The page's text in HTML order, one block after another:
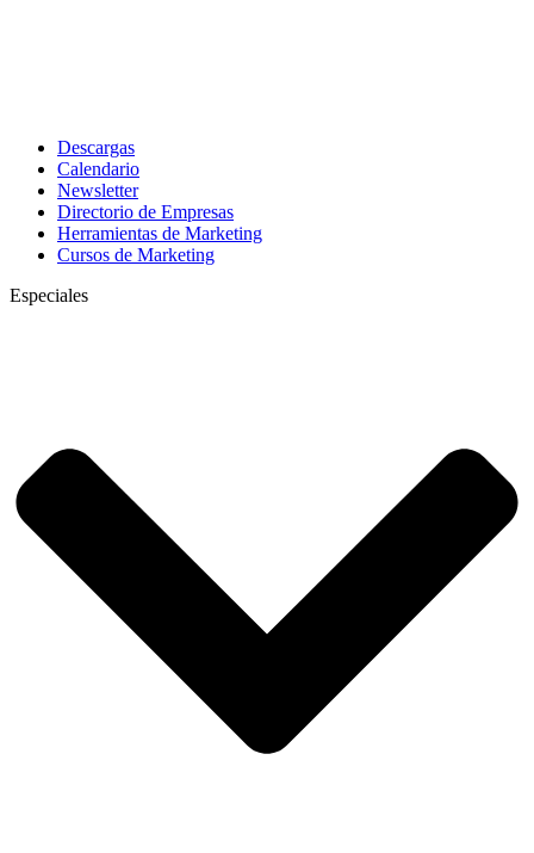
Descargas
Calendario
Newsletter
Directorio de Empresas
Herramientas de Marketing
Cursos de Marketing
Especiales